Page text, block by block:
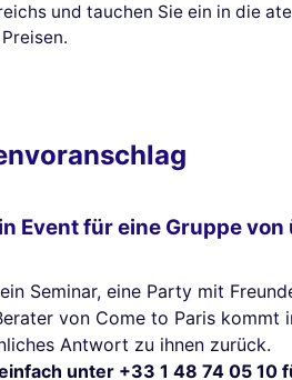
und tauchen Sie ein in die
Event für eine Gruppe von
Seminar, eine Party mit
von Come to Paris kommt
Antwort zu ihnen zurück.
unter +33 1 48 74 05 10